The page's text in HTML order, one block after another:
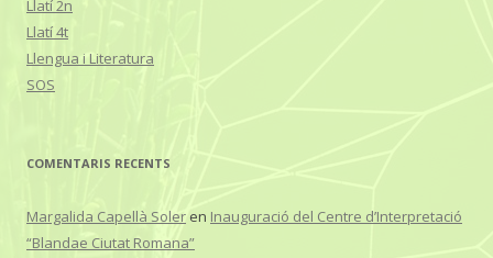
Llatí 2n
Llatí 4t
Llengua i Literatura
SOS
COMENTARIS RECENTS
Margalida Capellà Soleren Inauguració del Centre d’Interpretació
“Blandae Ciutat Romana”